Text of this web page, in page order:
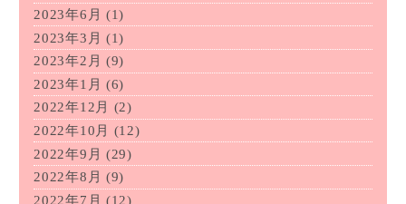
2023年6月 (1)
2023年3月 (1)
2023年2月 (9)
2023年1月 (6)
2022年12月
(2)
2022年10月
(12)
2022年9月 (29)
2022年8月 (9)
2022年7月 (12)